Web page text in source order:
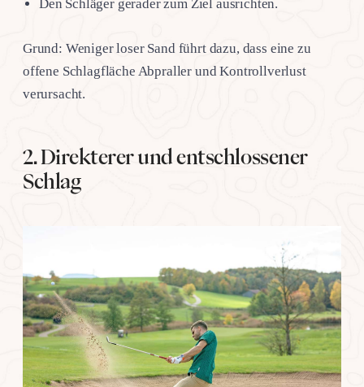
Den Schläger gerader zum Ziel ausrichten.
Grund: Weniger loser Sand führt dazu, dass eine zu
offene Schlagfläche Abpraller und Kontrollverlust
verursacht.
2. Direkterer und entschlossener
Schlag